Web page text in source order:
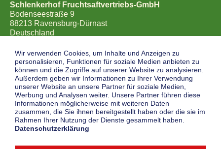
Schlenkerhof Fruchtsaftvertriebs-GmbH
Bodenseestraße 9
88213 Ravensburg-Dürnast
Deutschland
Telefax: (07546) 14 15
laden@schlenkerhof.de
ANFAHRT BERECHNEN
Wir verwenden Cookies, um Inhalte und Anzeigen zu
personalisieren, Funktionen für soziale Medien anbieten zu
können und die Zugriffe auf unserer Website zu analysieren.
Außerdem geben wir Informationen zu Ihrer Verwendung
unserer Website an unsere Partner für soziale Medien,
Werbung und Analysen weiter. Unsere Partner führen diese
Informationen möglicherweise mit weiteren Daten
zusammen, die Sie ihnen bereitgestellt haben oder die sie im
Rahmen Ihrer Nutzung der Dienste gesammelt haben.
Datenschutzerklärung